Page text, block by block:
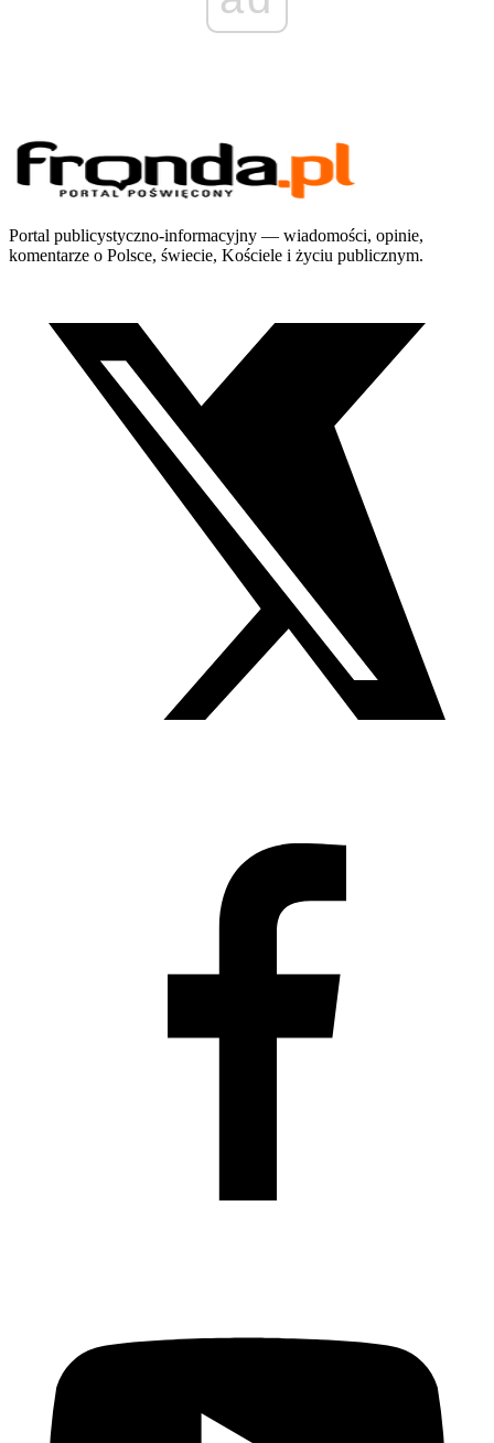
Portal publicystyczno-informacyjny — wiadomości, opinie,
komentarze o Polsce, świecie, Kościele i życiu publicznym.